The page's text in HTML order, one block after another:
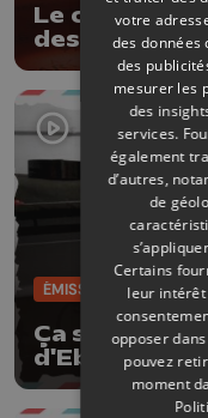
Le casino de
des croupiers
ÉMISSIONS
Ça s’passe
d'Eben Emael
votre
des données
des
mesurer les
des
services.
également
d’autres,
de
Certains
leur
opposer dans
pouvez
moment